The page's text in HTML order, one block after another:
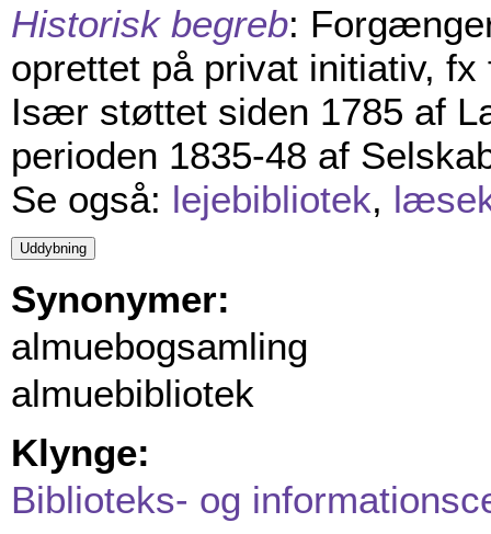
Historisk begreb:
oprettet på privat initiativ,
Især støttet siden 1785 af
perioden 1835-48 af
Se også: lejebibliotek,
Synonymer:
almuebogsamling
almuebibliotek
Klynge:
Biblioteks- og